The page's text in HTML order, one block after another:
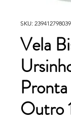
SKU: 239412798039
Vela
Outro